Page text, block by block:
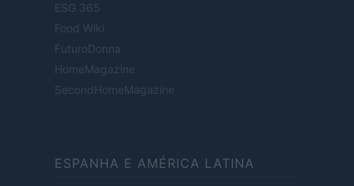
ESG 365
Food Wiki
FuturoDonna
HomeMagazine
SecondHomeMagazine
ESPANHA E AMÉRICA LATINA